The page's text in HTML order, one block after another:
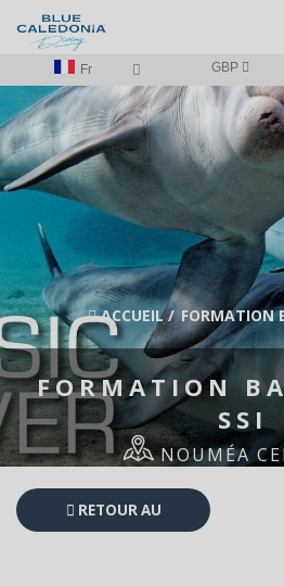
Fr GBP
ACCUEIL/ FORMATION
FORMATION
SSI
NOUMÉA
RETOUR AU